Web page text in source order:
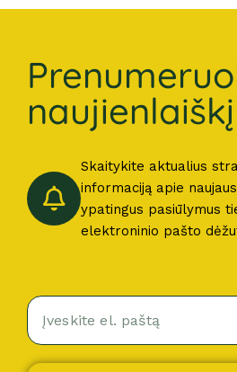
naujienlaiškį
Skaitykite aktualius
informaciją apie
ypatingus pasiūlymus
elektroninio pašto